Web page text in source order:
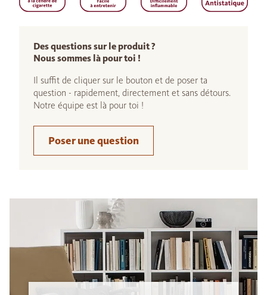
Des questions sur le produit ?
Nous sommes là pour toi !
Il suffit de cliquer sur le bouton et de poser ta
question - rapidement, directement et sans détours.
Notre équipe est là pour toi !
Poser une question